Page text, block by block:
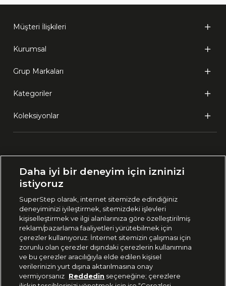
Müşteri İlişkileri
Kurumsal
Grup Markaları
Kategoriler
Koleksiyonlar
🇹🇷 Türkiye
444 37 36
Uygulamadan Takip Edin
Daha iyi bir deneyim için izninizi
istiyoruz
SuperStep olarak, internet sitemizde edindiğiniz
deneyiminizi iyileştirmek, sitemizdeki işlevleri
kişiselleştirmek ve ilgi alanlarınıza göre özelleştirilmiş
reklam/pazarlama faaliyetleri yürütebilmek için
çerezler kullanıyoruz. İnternet sitemizin çalışması için
zorunlu olan çerezler dışındaki çerezlerin kullanımına
ve bu çerezler aracılığıyla elde edilen kişisel
verilerinizin yurt dışına aktarılmasına onay
vermiyorsanız Reddedin seçeneğine; çerezlere